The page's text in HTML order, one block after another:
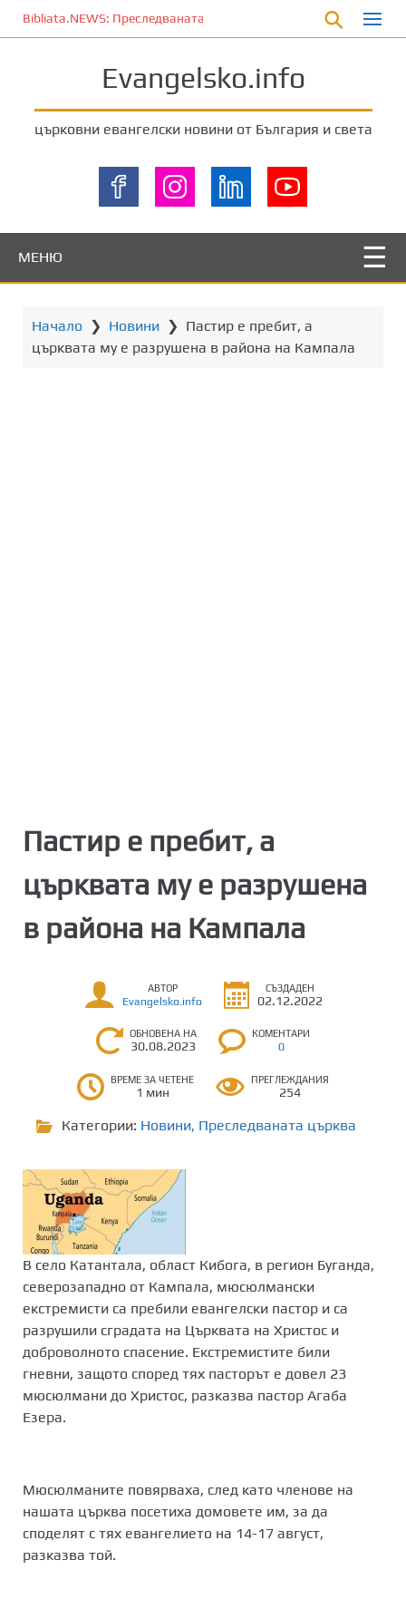
Bibliata.NEWS: Преследваната църква [7 август 2026]
Evangelsko.info
църковни евангелски новини от България и света
МЕНЮ
Начало ❯ Новини ❯ Пастир е пребит, а
църквата му е разрушена в района на Кампала
Пастир е пребит, а
църквата му е разрушена
в района на Кампала
АВТОР
Evangelsko.info
СЪЗДАДЕН
02.12.2022
ОБНОВЕНА НА
30.08.2023
КОМЕНТАРИ
0
ВРЕМЕ ЗА ЧЕТЕНЕ
1 мин
ПРЕГЛЕЖДАНИЯ
254
Категории: Новини, Преследваната църква
В село Катантала, област Кибога, в регион Буганда,
северозападно от Кампала, мюсюлмански
екстремисти са пребили евангелски пастор и са
разрушили сградата на Църквата на Христос и
доброволното спасение. Екстремистите били
гневни, защото според тях пасторът е довел 23
мюсюлмани до Христос, разказва пастор Агаба
Езера.
Мюсюлманите повярваха, след като членове на
нашата църква посетиха домовете им, за да
споделят с тях евангелието на 14-17 август,
разказва той.